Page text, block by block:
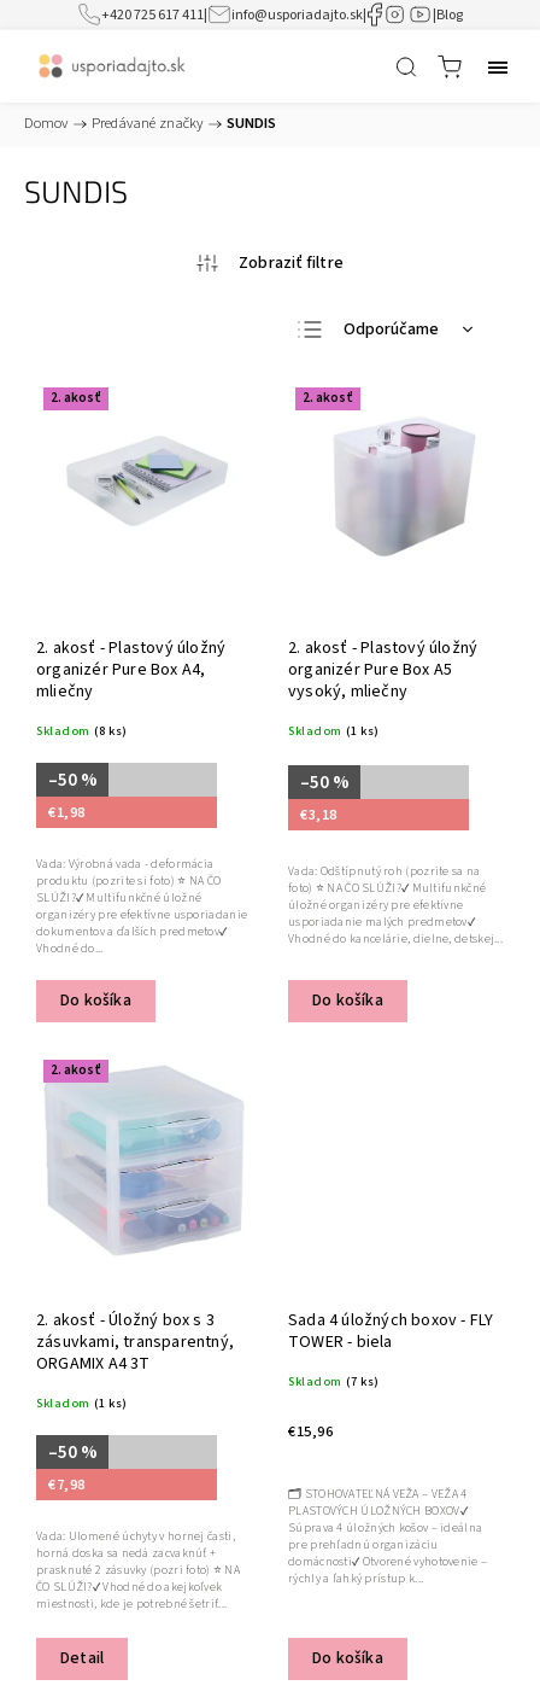
+420 725 617 411| info@usporiadajto.sk| |Blog
Domov / Predávané značky / SUNDIS
SUNDIS
Odporúčame
Najdrahšie
Najpredávanejšie
2. akosť
2. akosť - Plastový úložný
organizér Pure Box A4,
mliečny
Skladom (8 ks)
–50 %
€1,98
Do košíka
Vada: Výrobná vada - deformácia
produktu (pozrite si foto) ⭐ NA ČO
SLÚŽI?✔ Multifunkčné úložné
organizéry pre efektívne usporiadanie
dokumentov a ďalších predmetov✔
Vhodné do...
2. akosť
2. akosť - Plastový úložný
organizér Pure Box A5
vysoký, mliečny
Skladom (1 ks)
–50 %
€3,18
Do košíka
Vada: Odštípnutý roh (pozrite sa na
foto) ⭐ NA ČO SLÚŽI?✔ Multifunkčné
úložné organizéry pre efektívne
usporiadanie malých predmetov✔
Vhodné do kancelárie, dielne, detskej...
2. akosť
2. akosť - Úložný box s 3
zásuvkami, transparentný,
ORGAMIX A4 3T
Skladom (1 ks)
–50 %
€7,98
Detail
Vada: Ulomené úchyty v hornej časti,
horná doska sa nedá zacvaknúť +
prasknuté 2 zásuvky (pozri foto) ⭐ NA
ČO SLÚŽI?✔ Vhodné do akejkoľvek
miestnosti, kde je potrebné šetriť...
Sada 4 úložných boxov - FLY
TOWER - biela
Skladom (7 ks)
€15,96
Do košíka
🗂️ STOHOVATEĽNÁ VEŽA – VEŽA 4
PLASTOVÝCH ÚLOŽNÝCH BOXOV✔
Súprava 4 úložných košov – ideálna
pre prehľadnú organizáciu
domácnosti✔ Otvorené vyhotovenie –
rýchly a ľahký prístup k...